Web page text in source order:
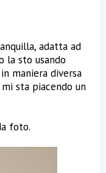
adatta ad
la sto usando
maniera diversa
sta piacendo un
foto.